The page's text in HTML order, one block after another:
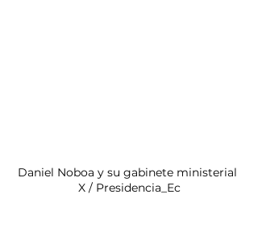
Daniel Noboa y su gabinete ministerial
X / Presidencia_Ec